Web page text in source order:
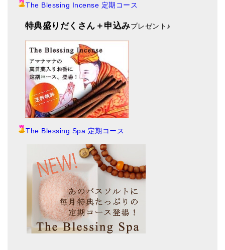
The Blessing Incense 定期コース
特典盛りだくさん＋申込みプレゼント ♪
The Blessing Spa 定期コース